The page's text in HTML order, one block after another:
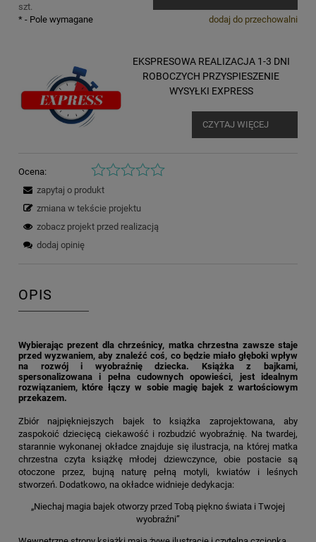
szt.
dodaj do przechowalni
* - Pole wymagane
EKSPRESOWA REALIZACJA 1-3 DNI
ROBOCZYCH PRZYSPIESZENIE
WYSYŁKI EXPRESS
CZYTAJ WIĘCEJ
Ocena:
zapytaj o produkt
zmiana w tekście projektu
zobacz projekt przed realizacją
dodaj opinię
OPIS
Wybierając prezent dla chrześnicy, matka chrzestna zawsze staje
przed wyzwaniem, aby znaleźć coś, co będzie miało głęboki wpływ
na rozwój i wyobraźnię dziecka. Książka z bajkami,
spersonalizowana i pełna cudownych opowieści, jest idealnym
rozwiązaniem, które łączy w sobie magię bajek z wartościowym
przekazem.
Zbiór najpiękniejszych bajek to książka zaprojektowana, aby
zaspokoić dziecięcą ciekawość i rozbudzić wyobraźnię. Na twardej,
starannie wykonanej okładce znajduje się ilustracja, na której matka
chrzestna czyta książkę młodej dziewczynce, obie postacie są
otoczone przez, bujną naturę pełną motyli, kwiatów i leśnych
stworzeń. Dodatkowo, na okładce widnieje dedykacja:
„Niechaj magia bajek otworzy przed Tobą piękno świata i Twojej
wyobraźni”